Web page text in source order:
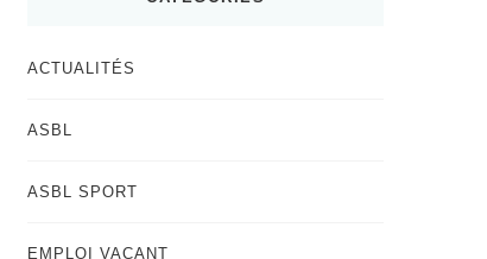
ACTUALITÉS
ASBL
ASBL SPORT
EMPLOI VACANT